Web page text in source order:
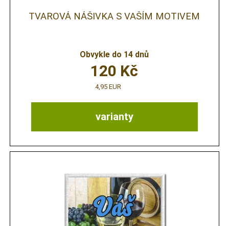
TVAROVÁ NÁŠIVKA S VAŠÍM MOTIVEM
Obvykle do 14 dnů
varianty
120 Kč
4,95 EUR